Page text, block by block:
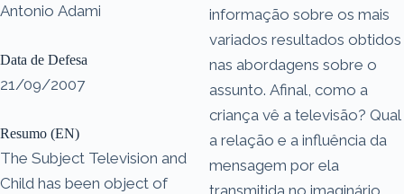
Antonio Adami
Data de Defesa
21/09/2007
Resumo (EN)
The Subject Television and
Child has been object of
informação sobre os mais
variados resultados obtidos
nas abordagens sobre o
assunto. Afinal, como a
criança vê a televisão? Qual
a relação e a influência da
mensagem por ela
transmitida no imaginário